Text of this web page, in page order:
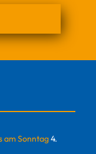
am Sonntag4.